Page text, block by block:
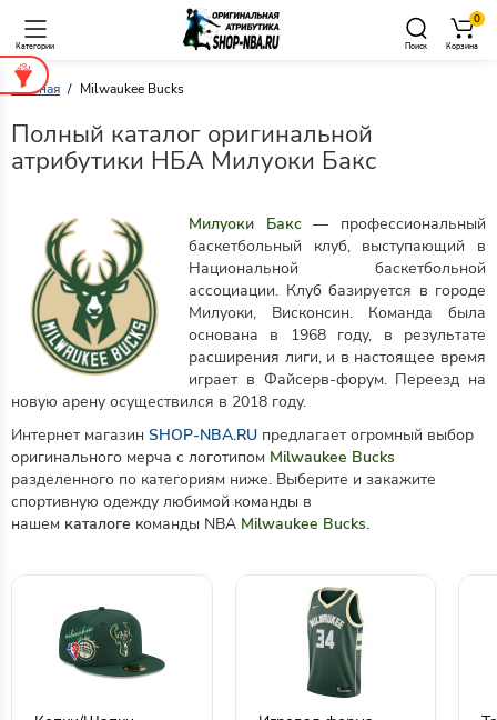
Категории Поиск
0
Корзина
Главная Milwaukee Bucks
Полный каталог оригинальной
атрибутики НБА Милуоки Бакс
Милуоки Бакс— профессиональный
баскетбольный клуб, выступающий в
Национальной баскетбольной
ассоциации. Клуб базируется в городе
Милуоки, Висконсин. Команда была
основана в 1968 году, в результате
расширения лиги, и в настоящее время
играет в Файсерв-форум. Переезд на
новую арену осуществился в 2018 году.
Интернет магазин SHOP-NBA.RU предлагает огромный выбор
оригинального мерча с логотипом Milwaukee Bucks
разделенного по категориям ниже. Выберите и закажите
спортивную одежду любимой команды в
нашем каталоге команды NBA Milwaukee Bucks.